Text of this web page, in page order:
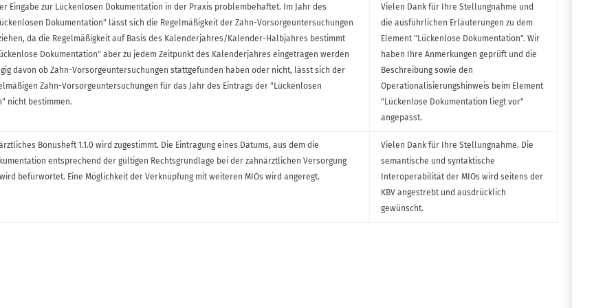
Eingabe zur Lückenlosen Dokumentation in der Praxis problembehaftet. Im Jahr des
Dokumentation" lässt sich die Regelmäßigkeit der Zahn-Vorsorgeuntersuchungen
da die Regelmäßigkeit auf Basis des Kalenderjahres/Kalender-Halbjahres bestimmt
Dokumentation" aber zu jedem Zeitpunkt des Kalenderjahres eingetragen werden
davon ob Zahn-Vorsorgeuntersuchungen stattgefunden haben oder nicht, lässt sich der
Zahn-Vorsorgeuntersuchungen für das Jahr des Eintrags der "Lückenlosen
nicht bestimmen.
Vielen Dank für Ihre Stellungnahme und
die ausführlichen Erläuterungen zu dem
Element "Lückenlose Dokumentation". Wir
haben Ihre Anmerkungen geprüft und die
Beschreibung sowie den
Operationalisierungshinweis beim Element
"Lückenlose Dokumentation liegt vor"
angepasst.
Bonusheft 1.1.0 wird zugestimmt. Die Eintragung eines Datums, aus dem die
entsprechend der gültigen Rechtsgrundlage bei der zahnärztlichen Versorgung
befürwortet. Eine Möglichkeit der Verknüpfung mit weiteren MIOs wird angeregt.
Vielen Dank für Ihre Stellungnahme. Die
semantische und syntaktische
Interoperabilität der MIOs wird seitens der
KBV angestrebt und ausdrücklich
gewünscht.